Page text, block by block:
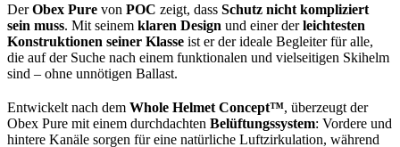
DerObex Pure von POC zeigt, dass Schutz nicht kompliziert
sein muss. Mit seinem klaren Design und einer derleichtesten
Konstruktionen seiner Klasse ist er der ideale Begleiter für alle,
die auf der Suche nach einem funktionalen und vielseitigen Skihelm
sind – ohne unnötigen Ballast.
Entwickelt nach dem Whole Helmet Concept™, überzeugt der
Obex Pure mit einem durchdachten Belüftungssystem: Vordere und
hintere Kanäle sorgen für eine natürliche Luftzirkulation, während